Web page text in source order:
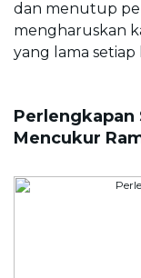
dan menutup
mengharuskan
yang lama setiap
Perlengkapan
Mencukur